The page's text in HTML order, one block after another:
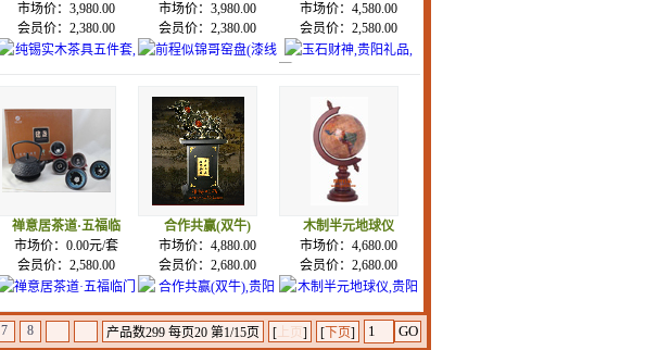
市场价：3,980.00
会员价：2,380.00
市场价：3,980.00
会员价：2,380.00
市场价：4,580.00
会员价：2,580.00
禅意居茶道·五福临
市场价：0.00元/套
会员价：2,580.00
合作共赢(双牛)
市场价：4,880.00
会员价：2,680.00
木制半元地球仪
市场价：4,680.00
会员价：2,680.00
7 8 产品数299 每页20 第1/15页 [上页] [ 下页]